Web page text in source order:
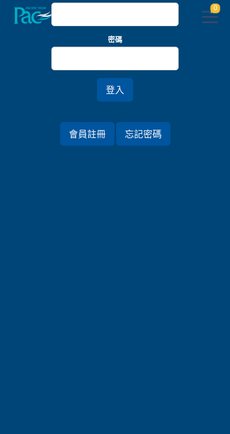
密碼
登入
會員註冊 忘記密碼
0
【優旅選✕森林療癒】樂活草津．FUFU輕井澤．
Janu Tokyo麻布台之丘五日